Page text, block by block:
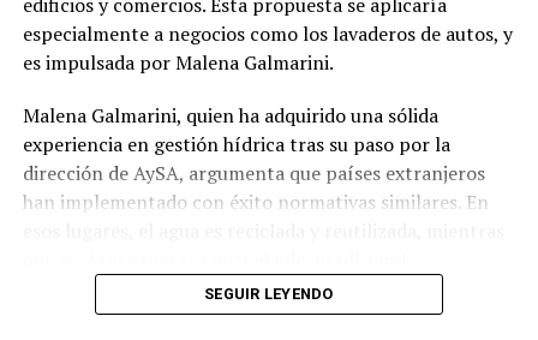
fundamentales de las mujeres.
Conformidad con compromisos
internacionales
Además, la iniciativa tiene como meta alinear la
legislación argentina con los compromisos adquiridos
en la Convención de Belém do Pará y otros
demandan respuestas efectivas frente a la violencia de
especialmente a negocios como los lavaderos de autos, y
es impulsada por Malena Galmarini.
Malena Galmarini, quien ha adquirido una sólida
experiencia en gestión hídrica tras su paso por la
dirección de AySA, argumenta que países extranjeros
han implementado con éxito normativas similares. En
especialmente en actividades como el lavado de
vehículos, donde se pierden miles de litros a diario.
SEGUIR LEYENDO